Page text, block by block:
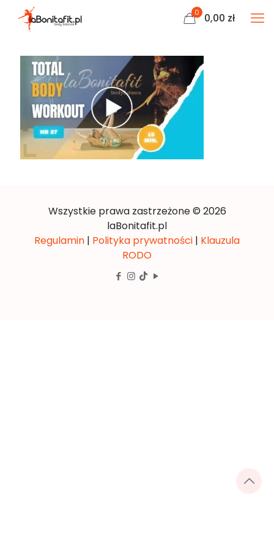
0 0,00 zł
Wszystkie prawa zastrzeżone © 2026
laBonitafit.pl
Regulamin | Polityka prywatności | Klauzula
RODO